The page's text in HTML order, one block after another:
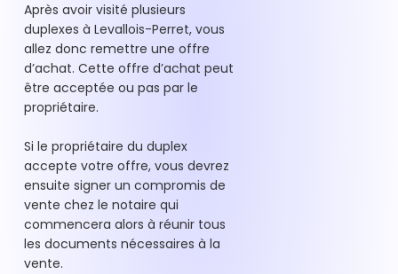
Après avoir visité plusieurs
duplexes à Levallois-Perret, vous
allez donc remettre une offre
d’achat. Cette offre d’achat peut
être acceptée ou pas par le
propriétaire.
Si le propriétaire du duplex
accepte votre offre, vous devrez
ensuite signer un compromis de
vente chez le notaire qui
commencera alors à réunir tous
les documents nécessaires à la
vente.